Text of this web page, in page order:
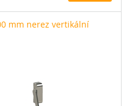
mm nerez vertikální